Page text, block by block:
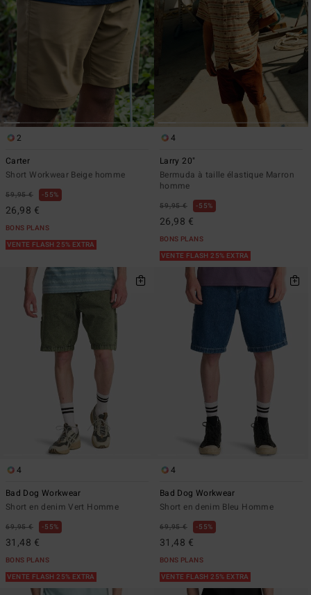
2
Carter
Short Workwear Beige homme
59,95 € 55%
26,98 €
BONS PLANS
VENTE FLASH 25% EXTRA
4
Larry 20"
Bermuda à taille élastique Marron
homme
59,95 € 55%
26,98 €
BONS PLANS
VENTE FLASH 25% EXTRA
4
Bad Dog Workwear
Short en denim Vert Homme
69,95 € 55%
31,48 €
BONS PLANS
VENTE FLASH 25% EXTRA
4
Bad Dog Workwear
Short en denim Bleu Homme
69,95 € 55%
31,48 €
BONS PLANS
VENTE FLASH 25% EXTRA